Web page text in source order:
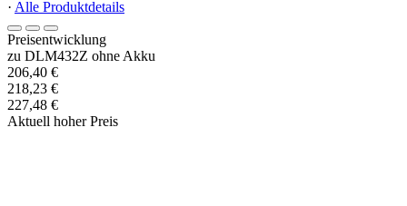
· Alle Produktdetails
Preisentwicklung
zu DLM432Z ohne Akku
206,40 €
218,23 €
227,48 €
Aktuell hoher Preis